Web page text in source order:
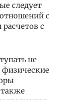
следует
с
с
не
физические
также